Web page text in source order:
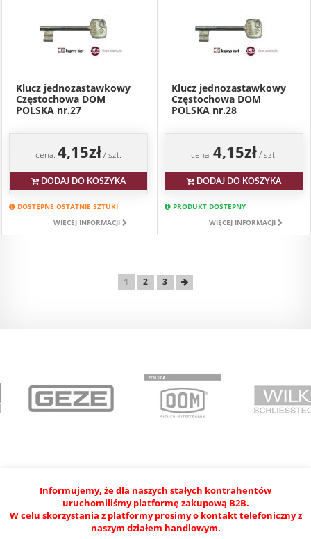
Klucz jednozastawkowy
Częstochowa DOM
POLSKA nr.27
cena: 4,15zł/ szt.
DODAJ DO KOSZYKA
DOSTĘPNE OSTATNIE SZTUKI
WIĘCEJ INFORMACJI
Klucz jednozastawkowy
Częstochowa DOM
POLSKA nr.28
cena: 4,15zł/ szt.
DODAJ DO KOSZYKA
PRODUKT DOSTĘPNY
WIĘCEJ INFORMACJI
1 2 3
Informujemy, że dla naszych stałych kontrahentów
uruchomiliśmy platformę zakupową B2B.
W celu skorzystania z platformy prosimy o kontakt telefoniczny z
naszym działem handlowym.